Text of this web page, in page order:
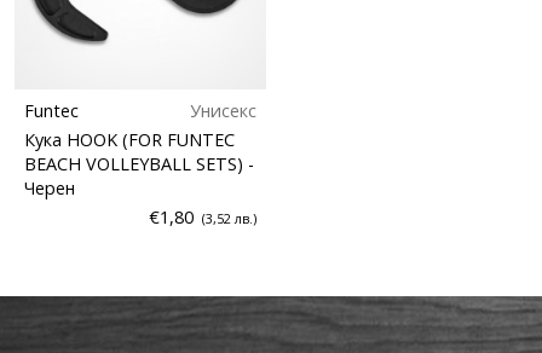
Funtec
Унисекс
Кука HOOK (FOR FUNTEC
BEACH VOLLEYBALL SETS) -
Черен
€1,80 (3,52 лв.)